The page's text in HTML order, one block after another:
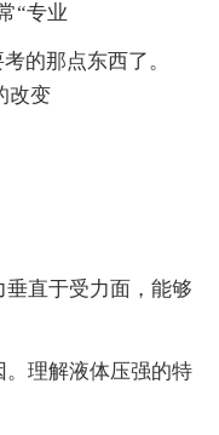
“专业
的那点东西了。
改变
直于受力面，能够
理解液体压强的特